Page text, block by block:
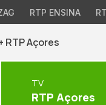
RTP ENSINA
RTP Açores
TV
RTP Açores